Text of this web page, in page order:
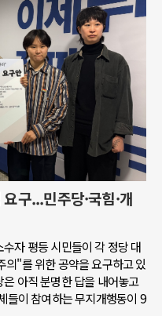
구...민주당·국힘·개
자 평등 시민들이 각 정당 대
"를 위한 공약을 요구하고 있
아직 분명한 답을 내어놓고
들이 참여하는 무지개행동이 9